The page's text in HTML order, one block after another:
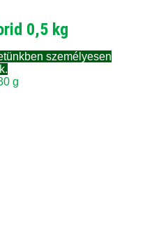
0,5 kg
személyesen